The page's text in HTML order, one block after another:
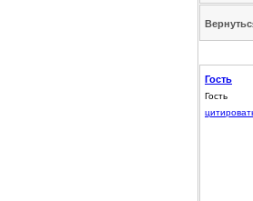
Гость
Гость